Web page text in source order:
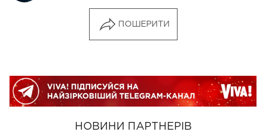
ПОШЕРИТИ
НОВИНИ ПАРТНЕРІВ